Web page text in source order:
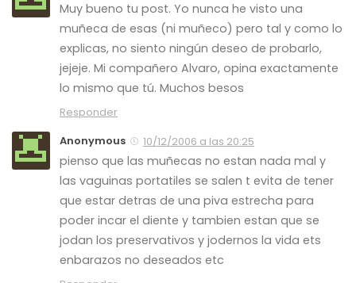
Muy bueno tu post. Yo nunca he visto una
muñeca de esas (ni muñeco) pero tal y como lo
explicas, no siento ningún deseo de probarlo,
jejeje. Mi compañero Alvaro, opina exactamente
lo mismo que tú. Muchos besos
Responder
Anonymous
10/12/2006 a las 20:25
pienso que las muñecas no estan nada mal y
las vaguinas portatiles se salen t evita de tener
que estar detras de una piva estrecha para
poder incar el diente y tambien estan que se
jodan los preservativos y jodernos la vida ets
enbarazos no deseados etc